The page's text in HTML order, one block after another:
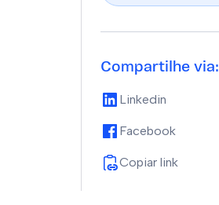
Compartilhe via:
Linkedin
Facebook
Copiar link